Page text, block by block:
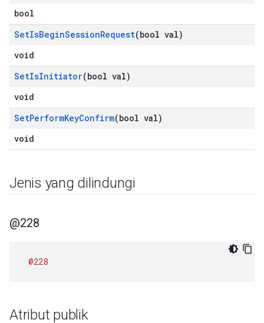
bool
SetIsBeginSessionRequest(bool val)
void
SetIsInitiator(bool val)
void
SetPerformKeyConfirm(bool val)
void
Jenis yang dilindungi
@228
@228
Atribut publik